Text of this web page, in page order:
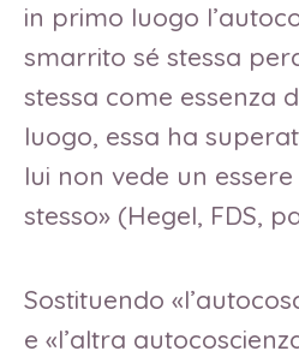
in primo luogo
smarrito sé stessa
stessa come essenza
luogo, essa ha
lui non vede un
stesso» (Hegel, FDS,
Sostituendo
e «l’altra